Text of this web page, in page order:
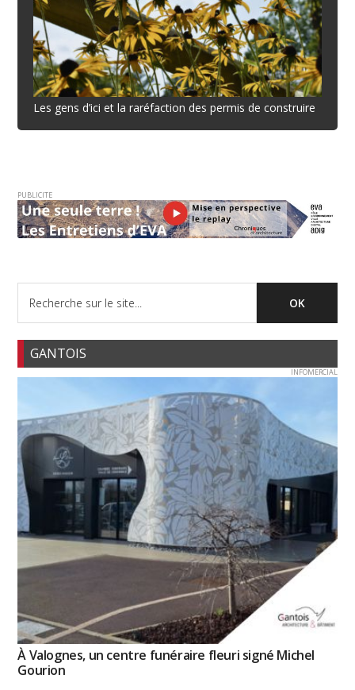
Les gens d’ici et la raréfaction des permis de construire
PUBLICITE
GANTOIS
INFOMERCIAL
À Valognes, un centre funéraire fleuri signé Michel
Gourion